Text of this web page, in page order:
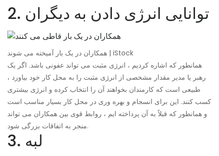
2. توانایی انرژی دادن به دیگران
همکاران در یک بار آمیخته می شوند | iStock
همانطور که اشاره کردیم ، انرژی مثبت می تواند عفونی باشد. اگر یک
رهبر یا مدیر مقدار مشخصی از انرژی مثبت را به محل کار خود بیاورد ،
طبیعی است که کارمندان بخواهند آن را انتخاب کرده و انرژی بیشتری
کسب کنند. این برای انسجام و بهره وری در محل کار بسیار مناسب است
و همانطور که قبلاً به آن پرداخته ایم ، روابط قوی بین همکاران می تواند
منجر به اتفاقات بزرگی شود.
3. لبه